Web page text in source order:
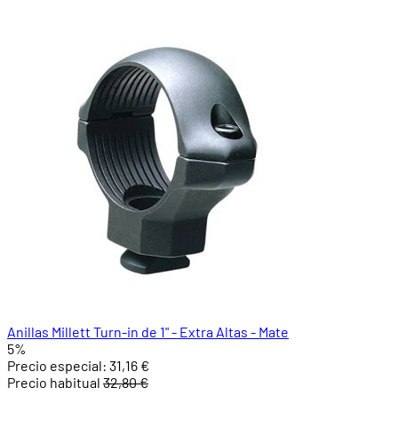
Anillas Millett Turn-in de 1" - Extra Altas - Mate
5%
Precio especial: 31,16 €
Precio habitual 32,80 €